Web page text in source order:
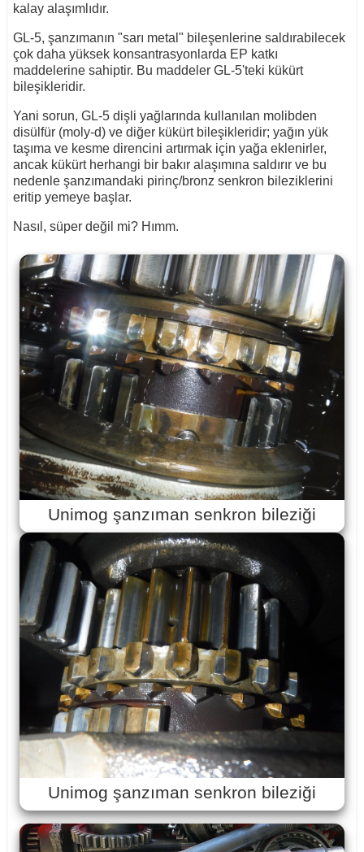
kalay alaşımlıdır.
GL-5, şanzımanın "sarı metal" bileşenlerine saldırabilecek
çok daha yüksek konsantrasyonlarda EP katkı
maddelerine sahiptir. Bu maddeler GL-5'teki kükürt
bileşikleridir.
Yani sorun, GL-5 dişli yağlarında kullanılan molibden
disülfür (moly-d) ve diğer kükürt bileşikleridir; yağın yük
taşıma ve kesme direncini artırmak için yağa eklenirler,
ancak kükürt herhangi bir bakır alaşımına saldırır ve bu
nedenle şanzımandaki pirinç/bronz senkron bileziklerini
eritip yemeye başlar.
Nasıl, süper değil mi? Hımm.
Unimog şanzıman senkron bileziği
Unimog şanzıman senkron bileziği